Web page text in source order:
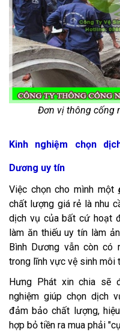
Đơn vị thông cống
Kinh nghiệm chọn
Dương uy tín
Việc chọn cho mình một
chất lượng giá rẻ là nhu
dịch vụ của bất cứ hoạt
làm ăn thiếu uy tín làm
Bình Dương vẫn còn có
trong lĩnh vực vệ sinh môi
Hưng Phát xin chia sẽ
nghiệm giúp chọn dịch
đảm bảo chất lượng,
hợp bỏ tiền ra mua phải